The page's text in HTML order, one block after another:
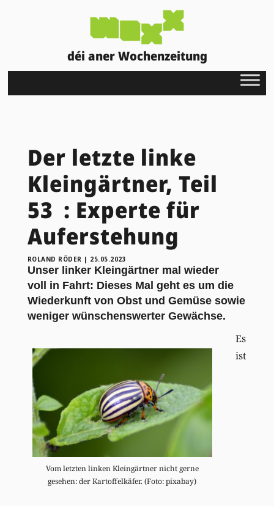
déi aner Wochenzeitung
Der letzte linke
Kleingärtner, Teil
53 : Experte für
Auferstehung
ROLAND RÖDER | 25.05.2023
Unser linker Kleingärtner mal wieder
voll in Fahrt: Dieses Mal geht es um die
Wiederkunft von Obst und Gemüse sowie
weniger wünschenswerter Gewächse.
Vom letzten linken Kleingärtner nicht gerne
gesehen: der Kartoffelkäfer. (Foto: pixabay)
Es
ist